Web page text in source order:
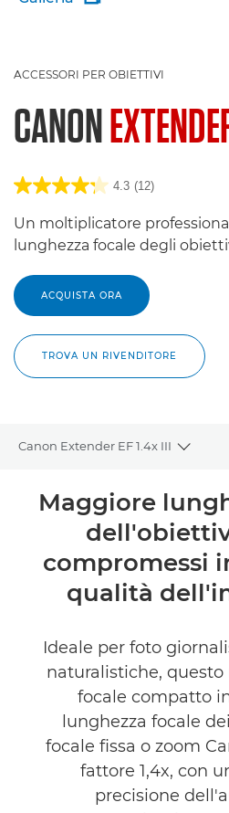
ACCESSORI PER OBIETTIVI
CANON
4.3 (12)
Un moltiplicatore
lunghezza focale degli
ACQUISTA ORA
TROVA UN RIVENDITORE
Canon Extender EF 1.4x III
Toggle
Panoramica
Caratteristiche
Maggiore
compromessi
qualità
Ideale per foto
naturalistiche,
focale compatto
lunghezza focale
focale fissa o zoom
fattore 1,4x, con
precisione